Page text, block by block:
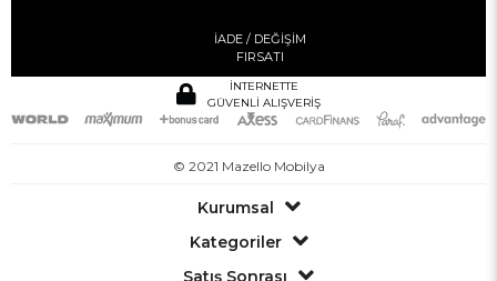
İADE / DEĞİŞİM
FIRSATI
İNTERNETTE
GÜVENLİ ALIŞVERİŞ
© 2021 Mazello Mobilya
Kurumsal
Kategoriler
Satış Sonrası